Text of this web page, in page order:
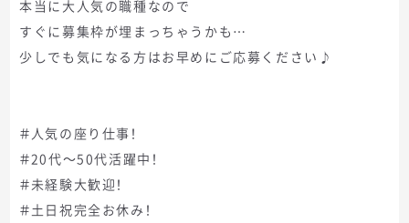
本当に大人気の職種なので
すぐに募集枠が埋まっちゃうかも…
少しでも気になる方はお早めにご応募ください♪
＃人気の座り仕事！
＃20代～50代活躍中！
＃未経験大歓迎！
＃土日祝完全お休み！